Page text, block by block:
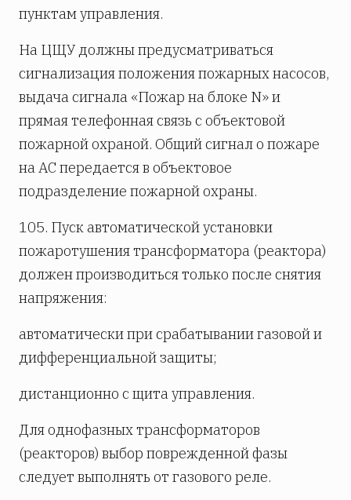
пунктам управления.
На ЦЩУ должны предусматриваться
сигнализация положения пожарных насосов,
выдача сигнала «Пожар на блоке N» и
прямая телефонная связь с объектовой
пожарной охраной. Общий сигнал о пожаре
на АС передается в объектовое
подразделение пожарной охраны.
105. Пуск автоматической установки
пожаротушения трансформатора (реактора)
должен производиться только после снятия
напряжения:
автоматически при срабатывании газовой и
дифференциальной защиты;
дистанционно с щита управления.
Для однофазных трансформаторов
(реакторов) выбор поврежденной фазы
следует выполнять от газового реле.